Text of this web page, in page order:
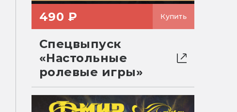
490 ₽ Купить
Спецвыпуск
«Настольные
ролевые игры»